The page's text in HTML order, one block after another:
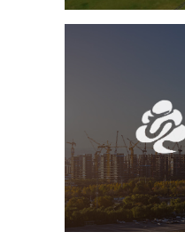
旅游休闲
智慧体育公园